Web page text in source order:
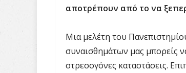
αποτρέπουν από το να
Μια μελέτη του
συναισθημάτων μας μπορείς
στρεσογόνες καταστάσεις.